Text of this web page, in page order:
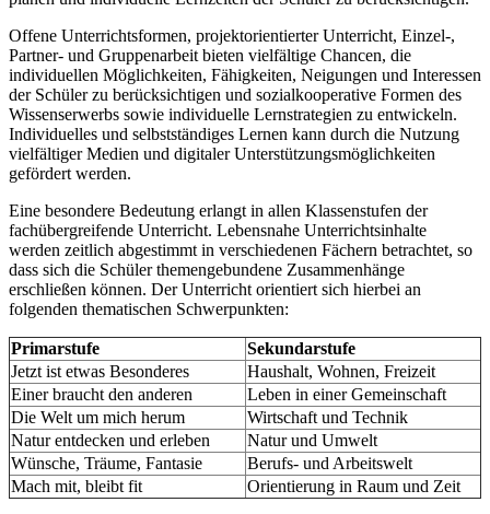
Offene Unterrichtsformen, projektorientierter Unterricht, Einzel-,
Partner- und Gruppenarbeit bieten vielfältige Chancen, die
individuellen Möglichkeiten, Fähigkeiten, Neigungen und Interessen
der Schüler zu berücksichtigen und sozialkooperative Formen des
Wissenserwerbs sowie individuelle Lernstrategien zu entwickeln.
Individuelles und selbstständiges Lernen kann durch die Nutzung
vielfältiger Medien und digitaler Unterstützungsmöglichkeiten
gefördert werden.
Eine besondere Bedeutung erlangt in allen Klassenstufen der
fachübergreifende Unterricht. Lebensnahe Unterrichtsinhalte
werden zeitlich abgestimmt in verschiedenen Fächern betrachtet, so
dass sich die Schüler themengebundene Zusammenhänge
erschließen können. Der Unterricht orientiert sich hierbei an
folgenden thematischen Schwerpunkten:
Primarstufe
Sekundarstufe
Jetzt ist etwas Besonderes
Haushalt, Wohnen, Freizeit
Einer braucht den anderen
Leben in einer Gemeinschaft
Die Welt um mich herum
Wirtschaft und Technik
Natur entdecken und erleben
Natur und Umwelt
Wünsche, Träume, Fantasie
Berufs- und Arbeitswelt
Mach mit, bleibt fit
Orientierung in Raum und Zeit